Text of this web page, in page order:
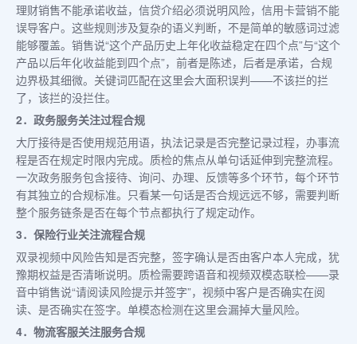
理财销售不能承诺收益，信贷介绍必须说明风险，信用卡营销不能
误导客户。这些规则涉及复杂的语义判断，不是简单的敏感词过滤
能够覆盖。销售说“这个产品历史上年化收益稳定在四个点”与“这个
产品以后年化收益能到四个点”，前者是陈述，后者是承诺，合规
边界极其细微。关键词匹配在这里会大面积误判——不该拦的拦
了，该拦的没拦住。
2．政务服务关注过程合规
大厅接待是否使用规范用语，执法记录是否完整记录过程，办事流
程是否在规定时限内完成。质检的焦点从单句话延伸到完整流程。
一次政务服务包含接待、询问、办理、反馈等多个环节，每个环节
有其独立的合规标准。只看某一句话是否合规远远不够，需要判断
整个服务链条是否在每个节点都执行了规定动作。
3．保险行业关注流程合规
双录视频中风险告知是否完整，签字确认是否由客户本人完成，犹
豫期权益是否清晰说明。质检需要跨语音和视频双模态联检——录
音中销售说“请阅读风险提示并签字”，视频中客户是否确实在阅
读、是否确实在签字。单模态检测在这里会漏掉大量风险。
4．物流客服关注服务合规